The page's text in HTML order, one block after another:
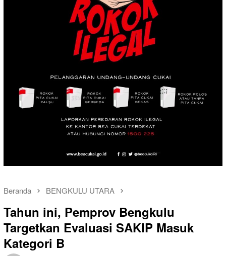
Beranda BENGKULU UTARA
Tahun ini, Pemprov Bengkulu
Targetkan Evaluasi SAKIP Masuk
Kategori B